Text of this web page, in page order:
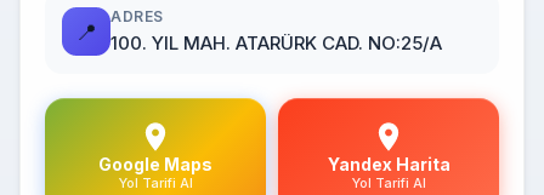
📍
ADRES
100. YIL MAH. ATARÜRK CAD. NO:25/A
Google Maps
Yol Tarifi Al
Yandex Harita
Yol Tarifi Al